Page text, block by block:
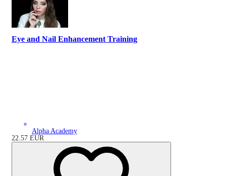
Eye and Nail Enhancement Training
Alpha Academy
22.57 EUR